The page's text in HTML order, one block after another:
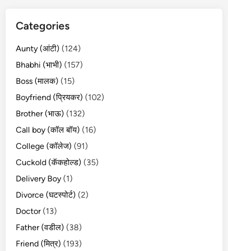
Categories
Aunty (आंटी) (124)
Bhabhi (भाभी) (157)
Boss (मालक) (15)
Boyfriend (प्रियकर) (102)
Brother (भाऊ) (132)
Call boy (कॉल बॉय) (16)
College (कॉलेज) (91)
Cuckold (कॅकहोल्ड) (35)
Delivery Boy (1)
Divorce (घटस्पोर्ट) (2)
Doctor(13)
Father (वडील) (38)
Friend (मित्र) (193)